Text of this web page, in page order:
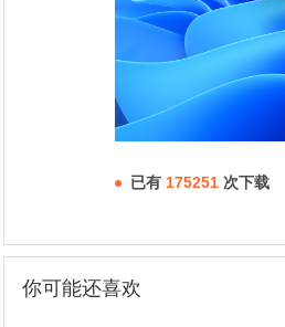
已有 175251 次下载
你可能还喜欢